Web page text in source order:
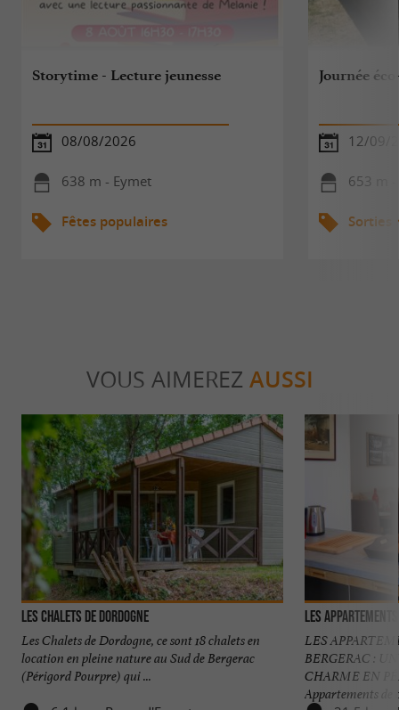
Storytime - Lecture jeunesse
08/08/2026
638 m - Eymet
Fêtes populaires
Journée
12/09/
653 m
Sorties
VOUS AIMEREZ AUSSI
Les Chalets de Dordogne
Les Chalets de Dordogne, ce sont 18 chalets en
location en pleine nature au Sud de Bergerac
(Périgord Pourpre) qui ...
Les
LES
BERGERAC :
CHARME EN
Appartements de